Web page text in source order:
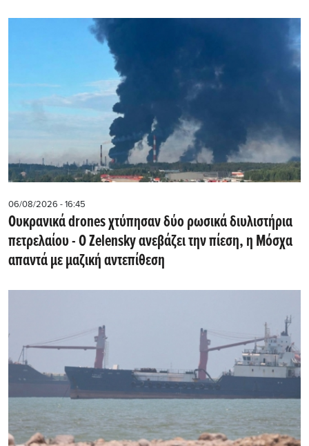
06/08/2026 - 16:45
Ουκρανικά drones χτύπησαν δύο ρωσικά διυλιστήρια
πετρελαίου - Ο Zelensky ανεβάζει την πίεση, η Μόσχα
απαντά με μαζική αντεπίθεση